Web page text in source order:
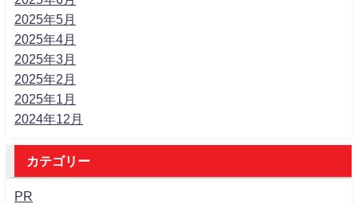
2025年5月
2025年4月
2025年3月
2025年2月
2025年1月
2024年12月
カテゴリー
PR